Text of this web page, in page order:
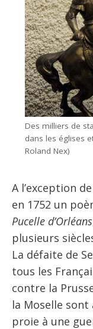
Des milliers de
dans les églises
Roland Nex)
A l’exception
en 1752 un
Pucelle d’Orléans
plusieurs
La défaite de
tous les
contre la
la Moselle sont
proie à une